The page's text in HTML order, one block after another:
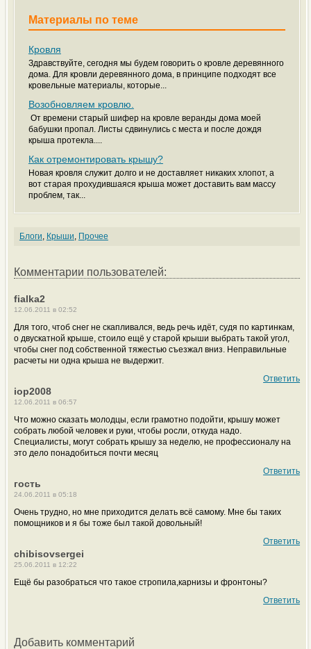
Материалы по теме
Кровля
Здравствуйте, сегодня мы будем говорить о кровле деревянного
дома. Для кровли деревянного дома, в принципе подходят все
кровельные материалы, которые...
Возобновляем кровлю.
От времени старый шифер на кровле веранды дома моей
бабушки пропал. Листы сдвинулись с места и после дождя
крыша протекла....
Как отремонтировать крышу?
Новая кровля служит долго и не доставляет никаких хлопот, а
вот старая прохудившаяся крыша может доставить вам массу
проблем, так...
Блоги, Крыши, Прочее
Комментарии пользователей:
fialka2
12.06.2011 в 02:52
Для того, чтоб снег не скапливался, ведь речь идёт, судя по картинкам,
о двускатной крыше, стоило ещё у старой крыши выбрать такой угол,
чтобы снег под собственной тяжестью съезжал вниз. Неправильные
расчеты ни одна крыша не выдержит.
Ответить
iop2008
12.06.2011 в 06:57
Что можно сказать молодцы, если грамотно подойти, крышу может
собрать любой человек и руки, чтобы росли, откуда надо.
Специалисты, могут собрать крышу за неделю, не профессионалу на
это дело понадобиться почти месяц
Ответить
гость
24.06.2011 в 05:18
Очень трудно, но мне приходится делать всё самому. Мне бы таких
помощников и я бы тоже был такой довольный!
Ответить
chibisovsergei
25.06.2011 в 12:22
Ещё бы разобраться что такое стропила,карнизы и фронтоны?
Ответить
Добавить комментарий